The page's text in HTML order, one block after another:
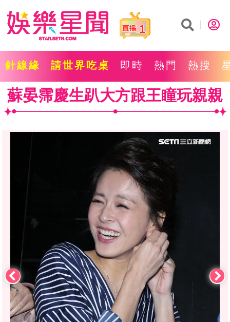
1
針線緣 請世界吃桌 即時 熱門 熱搜
蘇晏霈慶生趴大方跟王瞳玩親親